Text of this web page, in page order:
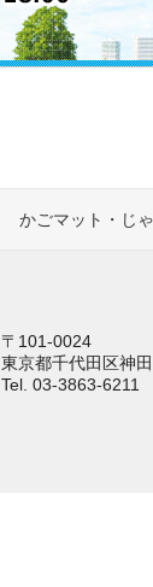
かごマット・じ
〒101-0024
東京都千代田区神
Tel. 03-3863-6211